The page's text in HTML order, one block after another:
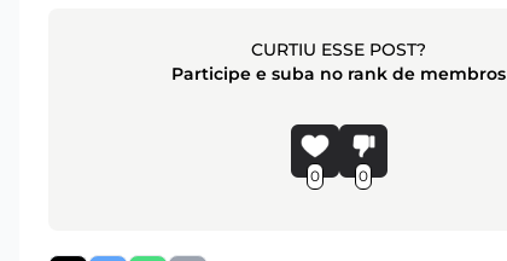
CURTIU ESSE POST?
Participe e suba no rank de membros
0 0